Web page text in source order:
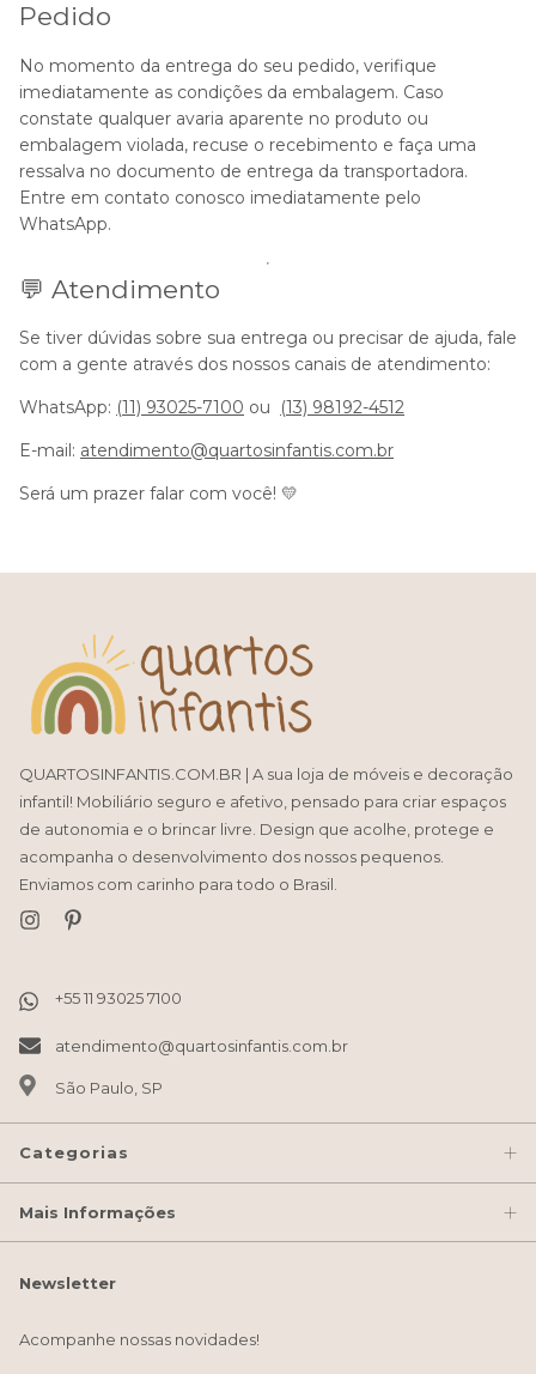
Pedido
No momento da entrega do seu pedido, verifique
imediatamente as condições da embalagem. Caso
constate qualquer avaria aparente no produto ou
embalagem violada, recuse o recebimento e faça uma
ressalva no documento de entrega da transportadora.
Entre em contato conosco imediatamente pelo
WhatsApp.
💬 Atendimento
Se tiver dúvidas sobre sua entrega ou precisar de ajuda, fale
com a gente através dos nossos canais de atendimento:
WhatsApp: (11) 93025-7100 ou
(13) 98192-4512
E-mail: atendimento@quartosinfantis.com.br
Será um prazer falar com você! 💛
QUARTOSINFANTIS.COM.BR | A sua loja de móveis e decoração
infantil! Mobiliário seguro e afetivo, pensado para criar espaços
de autonomia e o brincar livre. Design que acolhe, protege e
acompanha o desenvolvimento dos nossos pequenos.
Enviamos com carinho para todo o Brasil.
atendimento@quartosinfantis.com.br
São Paulo, SP
Categorias
Mais Informações
Newsletter
Acompanhe nossas novidades!